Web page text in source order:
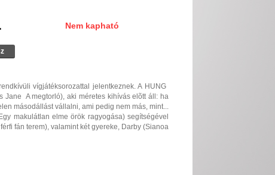
Nem kapható
vígjátéksorozattal jelentkeznek. A HUNG 
 A megtorló), aki méretes kihívás elõtt áll: ha
másodállást vállalni, ami pedig nem más, mint...
makulátlan elme örök ragyogása) segítségével
fán terem), valamint két gyereke, Darby (Sianoa